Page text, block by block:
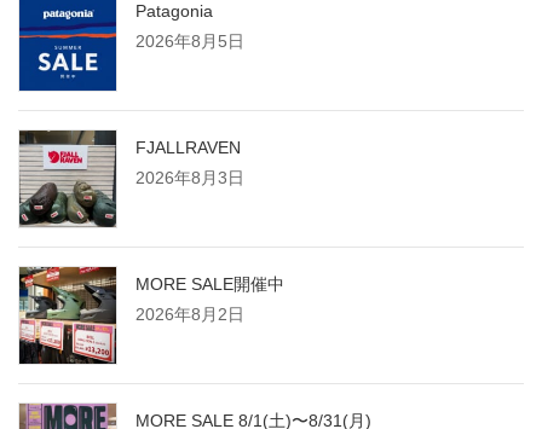
Patagonia
2026年8月5日
FJALLRAVEN
2026年8月3日
MORE SALE開催中
2026年8月2日
MORE SALE 8/1(土)〜8/31(月)